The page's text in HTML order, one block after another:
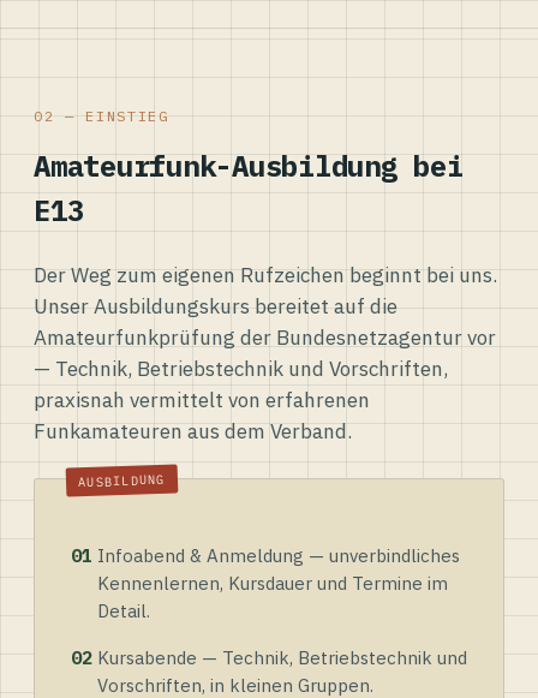
02 — EINSTIEG
Amateurfunk-Ausbildung bei
E13
Der Weg zum eigenen Rufzeichen beginnt bei uns.
Unser Ausbildungskurs bereitet auf die
Amateurfunkprüfung der Bundesnetzagentur vor
— Technik, Betriebstechnik und Vorschriften,
praxisnah vermittelt von erfahrenen
Funkamateuren aus dem Verband.
01 Infoabend & Anmeldung — unverbindliches
Kennenlernen, Kursdauer und Termine im
Detail.
02 Kursabende — Technik, Betriebstechnik und
Vorschriften, in kleinen Gruppen.